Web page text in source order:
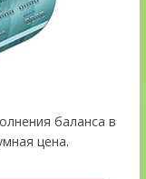
баланса в
цена.